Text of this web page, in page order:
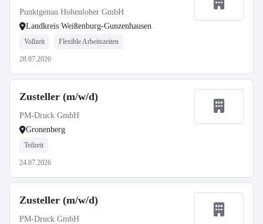
Punktgenau Hohenloher GmbH
Landkreis Weißenburg-Gunzenhausen
Vollzeit Flexible Arbeitszeiten
28.07.2026
Zusteller (m/w/d)
PM-Druck GmbH
Gronenberg
Teilzeit
24.07.2026
Zusteller (m/w/d)
PM-Druck GmbH